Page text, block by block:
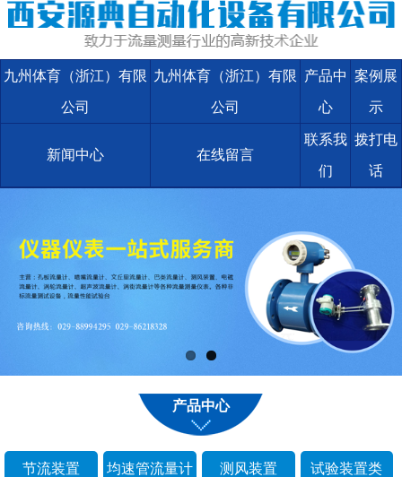
九州体育（浙江）有限
公司
九州体育（浙江）有限
公司
产品中
心
案例展
示
新闻中心 在线留言
联系我
们
拨打电
话
产品中心
节流装置 均速管流量计 测风装置 试验装置类